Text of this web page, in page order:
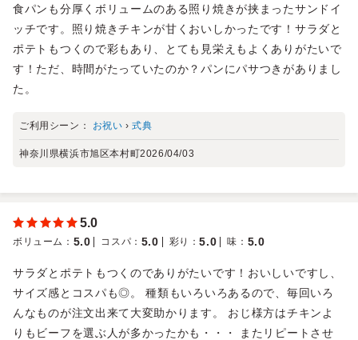
食パンも分厚くボリュームのある照り焼きが挟まったサンドイ
ッチです。照り焼きチキンが甘くおいしかったです！サラダと
ポテトもつくので彩もあり、とても見栄えもよくありがたいで
す！ただ、時間がたっていたのか？パンにパサつきがありまし
た。
ご利用シーン： お祝い ›式典
神奈川県横浜市旭区本村町2026/04/03
5.0
ボリューム ： 5.0 コスパ ： 5.0 彩り ：5.0 味 ： 5.0
サラダとポテトもつくのでありがたいです！おいしいですし、
サイズ感とコスパも◎。 種類もいろいろあるので、毎回いろ
んなものが注文出来て大変助かります。 おじ様方はチキンよ
りもビーフを選ぶ人が多かったかも・・・ またリピートさせ